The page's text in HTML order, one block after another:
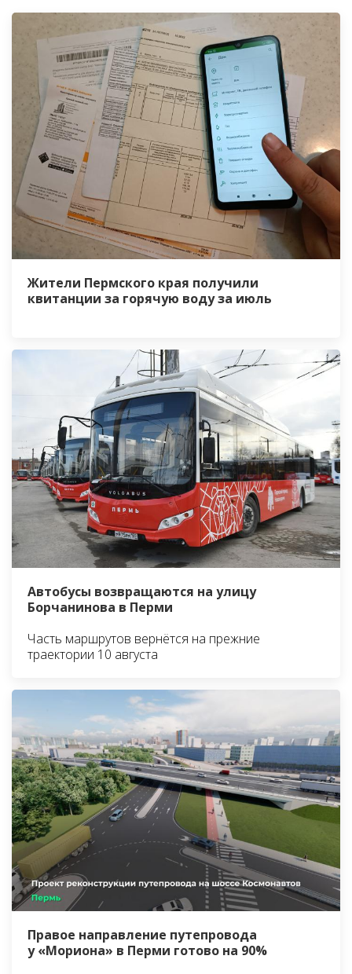
Жители Пермского края получили
квитанции за горячую воду за июль
Автобусы возвращаются на улицу
Борчанинова в Перми
Часть маршрутов вернётся на прежние
траектории 10 августа
Правое направление путепровода
у «Мориона» в Перми готово на 90%